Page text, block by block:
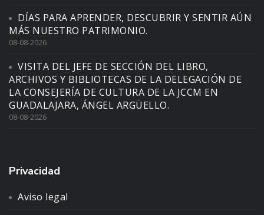
DÍAS PARA APRENDER, DESCUBRIR Y SENTIR AÚN
MÁS NUESTRO PATRIMONIO.
08-08-2026
VISITA DEL JEFE DE SECCIÓN DEL LIBRO,
ARCHIVOS Y BIBLIOTECAS DE LA DELEGACIÓN DE
LA CONSEJERÍA DE CULTURA DE LA JCCM EN
GUADALAJARA, ÁNGEL ARGÜELLO.
08-08-2026
Privacidad
Aviso legal